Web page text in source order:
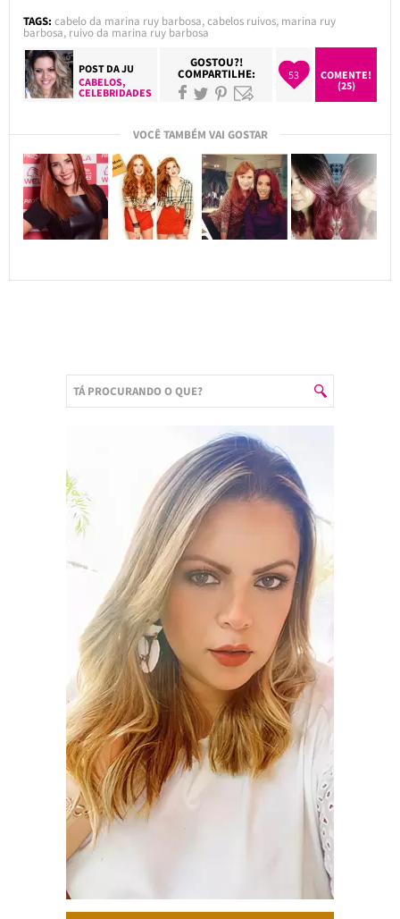
TAGS: cabelo da marina ruy barbosa,cabelos ruivos, marina ruy
barbosa, ruivo da marina ruy barbosa
POST DAJU
CABELOS,
CELEBRIDADES
GOSTOU?!
COMPARTILHE: 53
COMENTE!
(25)
VOCÊ TAMBÉM VAI GOSTAR